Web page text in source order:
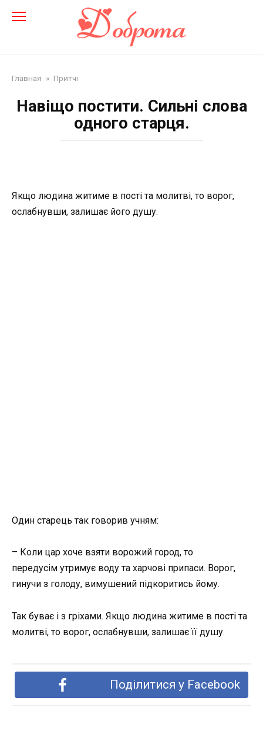
Главная » Притчі
Навіщо постити. Сильні слова
одного старця.
Якщо людина житиме в пості та молитві, то ворог,
ослабнувши, залишає його душу.
Один старець так говорив учням:
– Коли цар хоче взяти ворожий город, то
передусім утримує воду та харчові припаси. Ворог,
гинучи з голоду, вимушений підкоритись йому.
Так буває і з гріхами. Якщо людина житиме в пості та
молитві, то ворог, ослабнувши, залишає її душу.
Поділитися у Facebook